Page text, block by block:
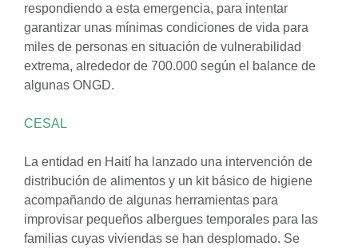
respondiendo a esta emergencia, para intentar
garantizar unas mínimas condiciones de vida para
miles de personas en situación de vulnerabilidad
extrema, alrededor de 700.000 según el balance de
algunas ONGD.
CESAL
La entidad en Haití ha lanzado una intervención de
distribución de alimentos y un kit básico de higiene
acompañando de algunas herramientas para
improvisar pequeños albergues temporales para las
familias cuyas viviendas se han desplomado. Se